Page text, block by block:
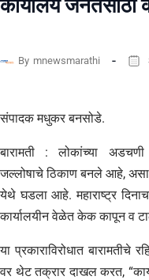
कार्यालय जनतेसाठी
By mnewsmarathi
संपादक मधुकर बनसोडे.
बारामती : लोकांच्या अडचणी
जल्लोषाचे ठिकाण बनले आहे,
येथे घडला आहे. महाराष्ट्र
कार्यालयीन वेळेत केक कापून व
या प्रकाराविरोधात बारामतीचे
वर थेट तक्रार दाखल करत,